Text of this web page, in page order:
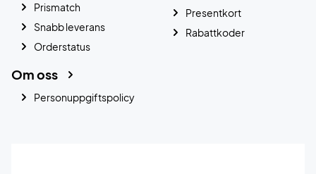
Prismatch
Snabb leverans
Orderstatus
Presentkort
Rabattkoder
Om oss
Personuppgiftspolicy